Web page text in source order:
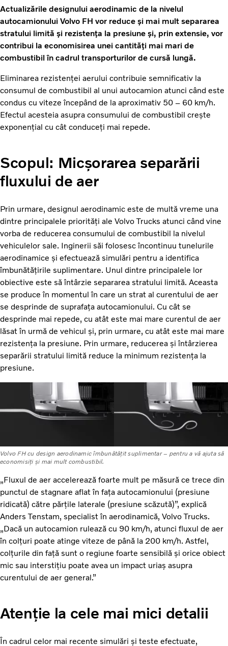
Actualizările designului aerodinamic de la nivelul
autocamionului Volvo FH vor reduce și mai mult separarea
stratului limită și rezistența la presiune și, prin extensie, vor
contribui la economisirea unei cantități mai mari de
combustibil în cadrul transporturilor de cursă lungă.
Eliminarea rezistenței aerului contribuie semnificativ la
consumul de combustibil al unui autocamion atunci când este
condus cu viteze începând de la aproximativ 50 – 60 km/h.
Efectul acesteia asupra consumului de combustibil crește
exponențial cu cât conduceți mai repede.
Scopul: Micșorarea separării
fluxului de aer
Prin urmare, designul aerodinamic este de multă vreme una
dintre principalele priorități ale Volvo Trucks atunci când vine
vorba de reducerea consumului de combustibil la nivelul
vehiculelor sale. Inginerii săi folosesc încontinuu tunelurile
aerodinamice și efectuează simulări pentru a identifica
îmbunătățirile suplimentare. Unul dintre principalele lor
obiective este să întârzie separarea stratului limită. Aceasta
se produce în momentul în care un strat al curentului de aer
se desprinde de suprafața autocamionului. Cu cât se
desprinde mai repede, cu atât este mai mare curentul de aer
lăsat în urmă de vehicul și, prin urmare, cu atât este mai mare
rezistența la presiune. Prin urmare, reducerea și întârzierea
separării stratului limită reduce la minimum rezistența la
presiune.
Volvo FH cu design aerodinamic îmbunătățit suplimentar – pentru a vă ajuta să
economisiți și mai mult combustibil.
„Fluxul de aer accelerează foarte mult pe măsură ce trece din
punctul de stagnare aflat în fața autocamionului (presiune
ridicată) către părțile laterale (presiune scăzută)”, explică
Anders Tenstam, specialist în aerodinamică, Volvo Trucks.
„Dacă un autocamion rulează cu 90 km/h, atunci fluxul de aer
în colțuri poate atinge viteze de până la 200 km/h. Astfel,
colțurile din față sunt o regiune foarte sensibilă și orice obiect
mic sau interstițiu poate avea un impact uriaș asupra
curentului de aer general.”
Atenție la cele mai mici detalii
În cadrul celor mai recente simulări și teste efectuate,